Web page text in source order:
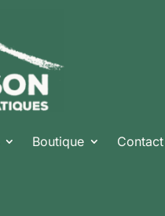
Boutique Contact